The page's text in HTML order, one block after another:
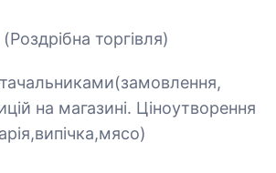
(Роздрібна торгівля)
на магазині. Ціноутворення